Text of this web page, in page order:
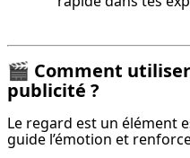
🎬 Comment
publicité ?
Le regard est un élément
guide l’émotion et